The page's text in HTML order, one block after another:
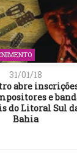
31/01/18
abre
e
do Litoral Sul
Bahia